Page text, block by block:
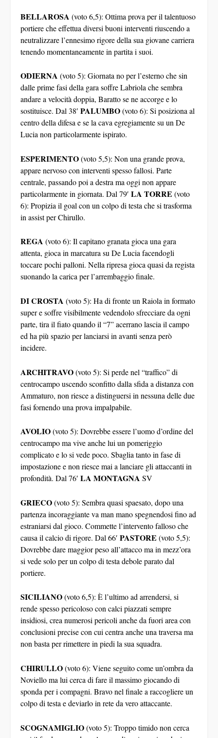
BELLAROSA (voto 6,5): Ottima prova per il talentuoso
portiere che effettua diversi buoni interventi riuscendo a
neutralizzare l’ennesimo rigore della sua giovane carriera
tenendo momentaneamente in partita i suoi.
ODIERNA (voto 5): Giornata no per l’esterno che sin
dalle prime fasi della gara soffre Labriola che sembra
andare a velocità doppia, Baratto se ne accorge e lo
sostituisce. Dal 38′PALUMBO(voto 6): Si posiziona al
centro della difesa e se la cava egregiamente su un De
Lucia non particolarmente ispirato.
ESPERIMENTO(voto 5,5): Non una grande prova,
appare nervoso con interventi spesso fallosi. Parte
centrale, passando poi a destra ma oggi non appare
particolarmente in giornata. Dal 79′LA TORRE (voto
6): Propizia il goal con un colpo di testa che si trasforma
in assist per Chirullo.
REGA (voto 6): Il capitano granata gioca una gara
attenta, gioca in marcatura su De Lucia facendogli
toccare pochi palloni. Nella ripresa gioca quasi da regista
suonando la carica per l’arrembaggio finale.
DI CROSTA (voto 5): Ha di fronte un Raiola in formato
super e soffre visibilmente vedendolo sfrecciare da ogni
parte, tira il fiato quando il “7” acerrano lascia il campo
ed ha più spazio per lanciarsi in avanti senza però
incidere.
ARCHITRAVO(voto 5): Si perde nel “traffico” di
centrocampo uscendo sconfitto dalla sfida a distanza con
Ammaturo, non riesce a distinguersi in nessuna delle due
fasi fornendo una prova impalpabile.
AVOLIO(voto 5): Dovrebbe essere l’uomo d’ordine del
centrocampo ma vive anche lui un pomeriggio
complicato e lo si vede poco. Sbaglia tanto in fase di
impostazione e non riesce mai a lanciare gli attaccanti in
profondità. Dal 76′LA MONTAGNA SV
GRIECO(voto 5): Sembra quasi spaesato, dopo una
partenza incoraggiante va man mano spegnendosi fino ad
estraniarsi dal gioco. Commette l’intervento falloso che
causa il calcio di rigore. Dal 66′PASTORE (voto 5,5):
Dovrebbe dare maggior peso all’attacco ma in mezz’ora
si vede solo per un colpo di testa debole parato dal
portiere.
SICILIANO(voto 6,5): È l’ultimo ad arrendersi, si
rende spesso pericoloso con calci piazzati sempre
insidiosi, crea numerosi pericoli anche da fuori area con
conclusioni precise con cui centra anche una traversa ma
non basta per rimettere in piedi la sua squadra.
CHIRULLO(voto 6): Viene seguito come un’ombra da
Noviello ma lui cerca di fare il massimo giocando di
sponda per i compagni. Bravo nel finale a raccogliere un
colpo di testa e deviarlo in rete da vero attaccante.
SCOGNAMIGLIO(voto 5): Troppo timido non cerca